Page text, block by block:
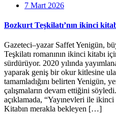
7 Mart 2026
Bozkurt Teşkilatı’nın ikinci
Gazeteci–yazar Saffet Yenigün,
Teşkilatı romanının ikinci kitabı
sürdürüyor. 2020 yılında
yaparak geniş bir okur kitlesine
tamamladığını belirten Yenigün,
çalışmaların devam ettiğini
açıklamada, “Yayınevleri ile
Kitabın merakla bekleyen […]